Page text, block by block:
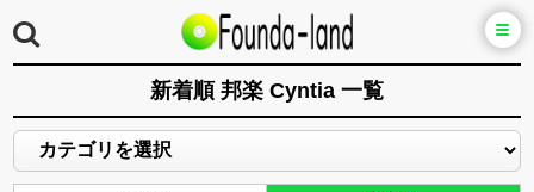
新着順 邦楽 Cyntia 一覧